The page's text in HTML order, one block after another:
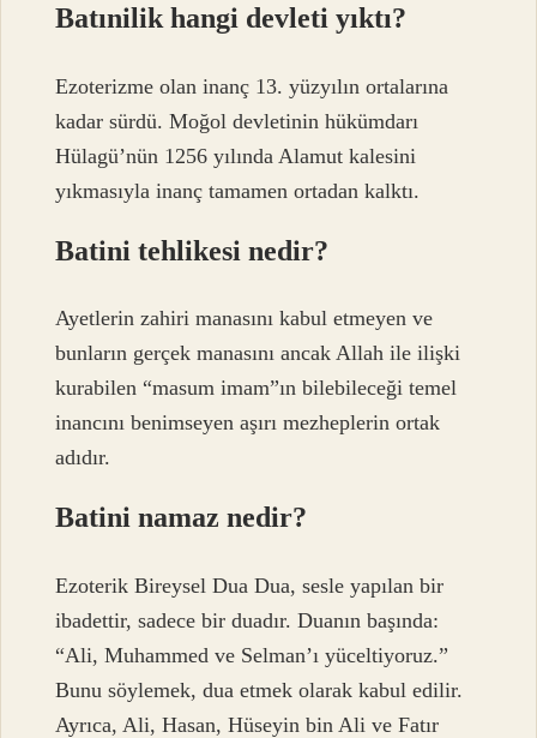
Batınilik hangi devleti yıktı?
Ezoterizme olan inanç 13. yüzyılın ortalarına
kadar sürdü. Moğol devletinin hükümdarı
Hülagü’nün 1256 yılında Alamut kalesini
yıkmasıyla inanç tamamen ortadan kalktı.
Batini tehlikesi nedir?
Ayetlerin zahiri manasını kabul etmeyen ve
bunların gerçek manasını ancak Allah ile ilişki
kurabilen “masum imam”ın bilebileceği temel
inancını benimseyen aşırı mezheplerin ortak
adıdır.
Batini namaz nedir?
Ezoterik Bireysel Dua Dua, sesle yapılan bir
ibadettir, sadece bir duadır. Duanın başında:
“Ali, Muhammed ve Selman’ı yüceltiyoruz.”
Bunu söylemek, dua etmek olarak kabul edilir.
Ayrıca, Ali, Hasan, Hüseyin bin Ali ve Fatır